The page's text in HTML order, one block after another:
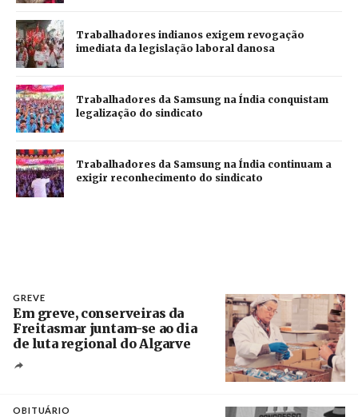
Trabalhadores indianos exigem revogação
imediata da legislação laboral danosa
Trabalhadores da Samsung na Índia conquistam
legalização do sindicato
Trabalhadores da Samsung na Índia continuam a
exigir reconhecimento do sindicato
GREVE
Em greve, conserveiras da
Freitasmar juntam-se ao dia
de luta regional do Algarve
OBITUÁRIO